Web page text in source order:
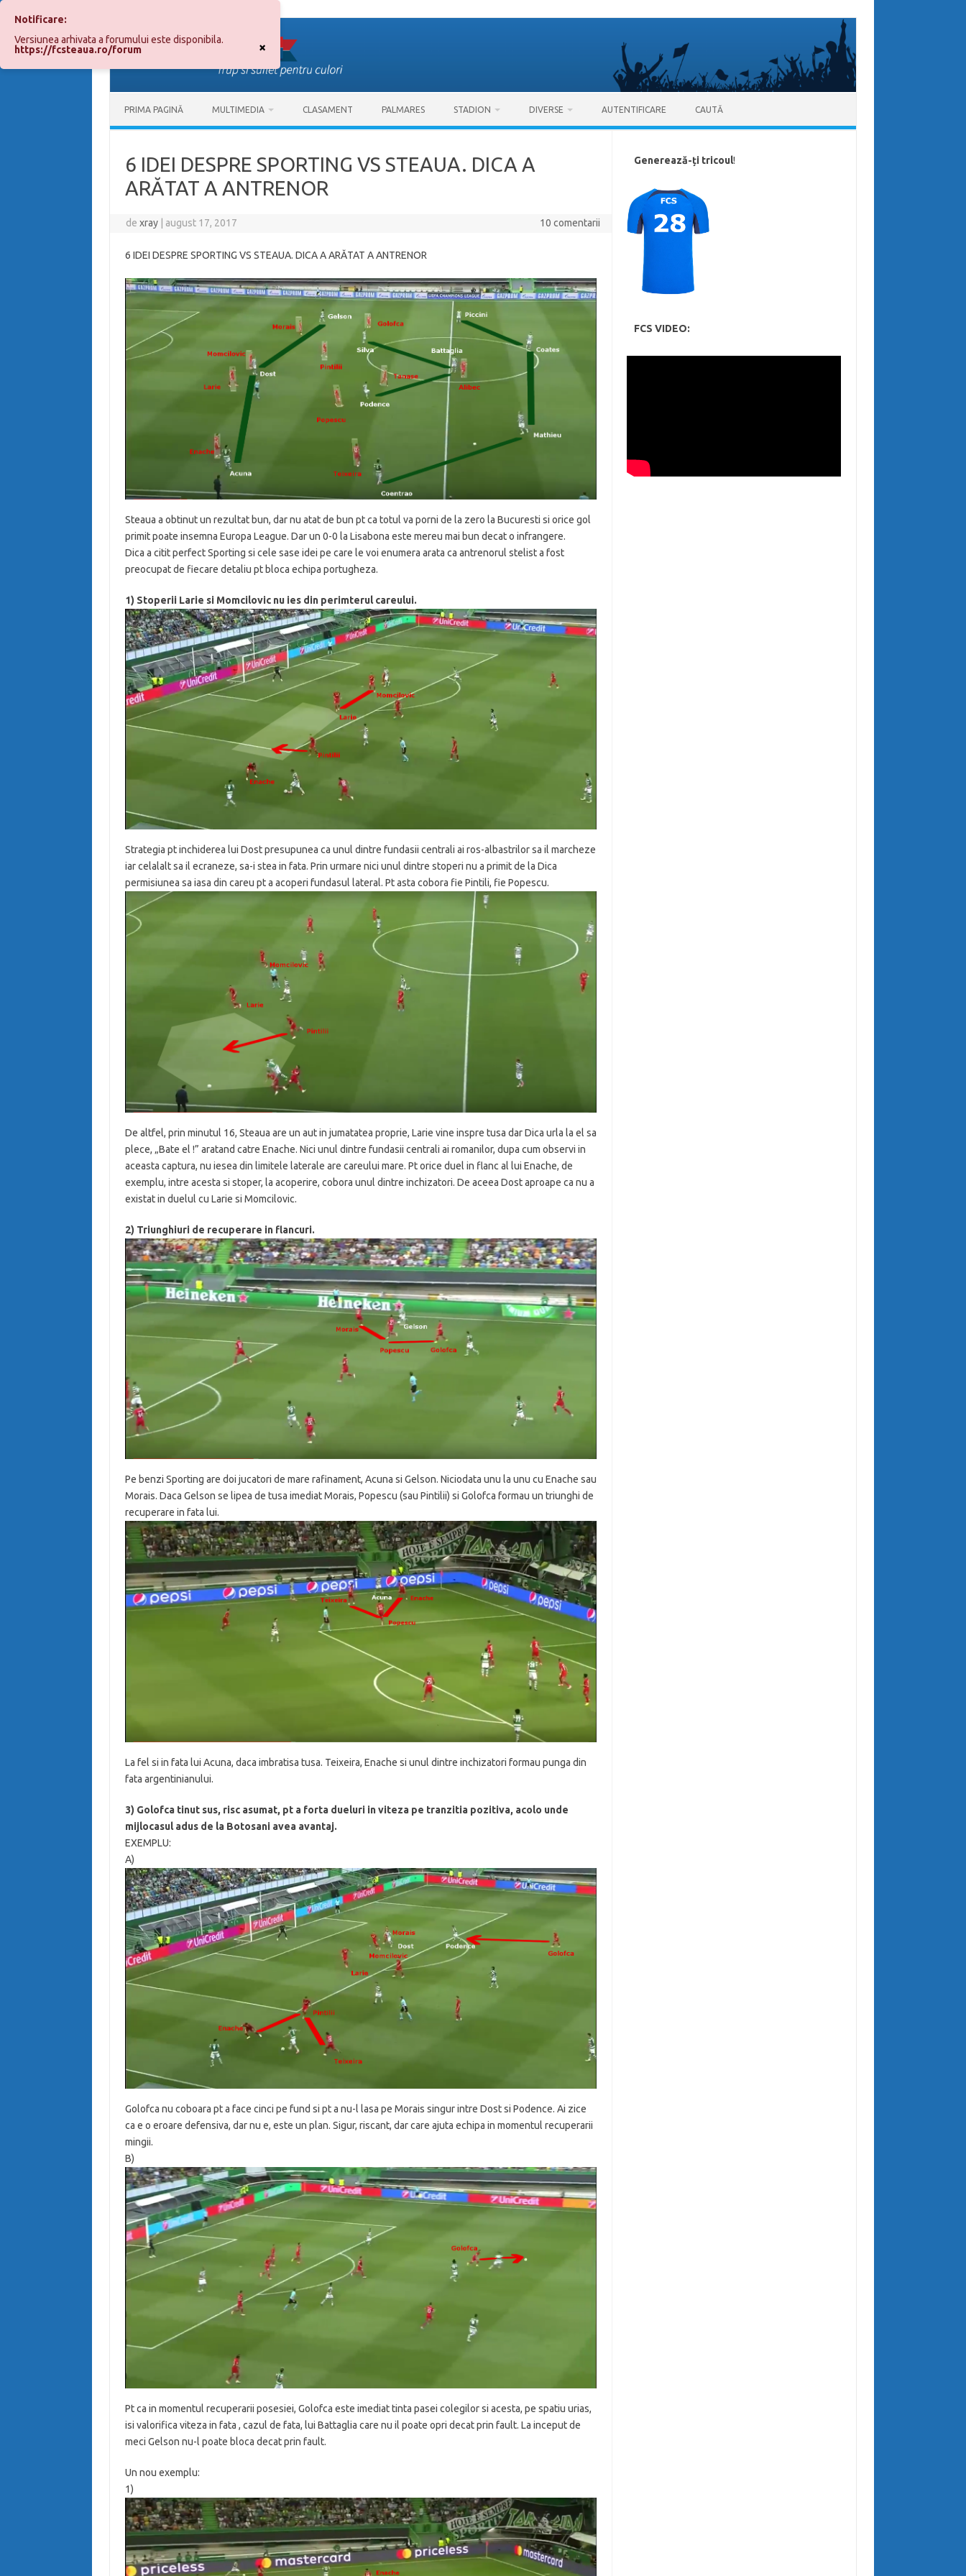
conținut
PRIMA PAGINĂ MULTIMEDIA CLASAMENT PALMARES STADION DIVERSE AUTENTIFICARE CAUTĂ
6 IDEI DESPRE SPORTING VS STEAUA. DICA A
ARĂTAT A ANTRENOR
dexray august 17, 2017 10 comentarii
6 IDEI DESPRE SPORTING VS STEAUA. DICA A ARĂTAT A ANTRENOR
Steaua a obtinut un rezultat bun, dar nu atat de bun pt ca totul va porni de la zero la Bucuresti si orice gol
primit poate insemna Europa League. Dar un 0-0 la Lisabona este mereu mai bun decat o infrangere.
Dica a citit perfect Sporting si cele sase idei pe care le voi enumera arata ca antrenorul stelist a fost
preocupat de fiecare detaliu pt bloca echipa portugheza.
1) Stoperii Larie si Momcilovic nu ies din perimterul careului.
Strategia pt inchiderea lui Dost presupunea ca unul dintre fundasii centrali ai ros-albastrilor sa il marcheze
iar celalalt sa il ecraneze, sa-i stea in fata. Prin urmare nici unul dintre stoperi nu a primit de la Dica
permisiunea sa iasa din careu pt a acoperi fundasul lateral. Pt asta cobora fie Pintili, fie Popescu.
De altfel, prin minutul 16, Steaua are un aut in jumatatea proprie, Larie vine inspre tusa dar Dica urla la el sa
plece, „Bate el !” aratand catre Enache. Nici unul dintre fundasii centrali ai romanilor, dupa cum observi in
aceasta captura, nu iesea din limitele laterale are careului mare. Pt orice duel in flanc al lui Enache, de
exemplu, intre acesta si stoper, la acoperire, cobora unul dintre inchizatori. De aceea Dost aproape ca nu a
existat in duelul cu Larie si Momcilovic.
2) Triunghiuri de recuperare in flancuri.
Pe benzi Sporting are doi jucatori de mare rafinament, Acuna si Gelson. Niciodata unu la unu cu Enache sau
Morais. Daca Gelson se lipea de tusa imediat Morais, Popescu (sau Pintilii) si Golofca formau un triunghi de
recuperare in fata lui.
La fel si in fata lui Acuna, daca imbratisa tusa. Teixeira, Enache si unul dintre inchizatori formau punga din
fata argentinianului.
3) Golofca tinut sus, risc asumat, pt a forta dueluri in viteza pe tranzitia pozitiva, acolo unde
mijlocasul adus de la Botosani avea avantaj.
EXEMPLU:
A)
Golofca nu coboara pt a face cinci pe fund si pt a nu-l lasa pe Morais singur intre Dost si Podence. Ai zice
ca e o eroare defensiva, dar nu e, este un plan. Sigur, riscant, dar care ajuta echipa in momentul recuperarii
mingii.
B)
Pt ca in momentul recuperarii posesiei, Golofca este imediat tinta pasei colegilor si acesta, pe spatiu urias,
isi valorifica viteza in fata , cazul de fata, lui Battaglia care nu il poate opri decat prin fault. La inceput de
meci Gelson nu-l poate bloca decat prin fault.
Un nou exemplu:
1)
Generează-ți tricoul!
FCS VIDEO:
×
Notificare:
Versiunea arhivata a forumului este disponibila.
https://fcsteaua.ro/forum